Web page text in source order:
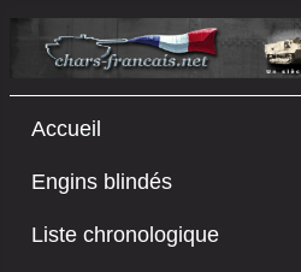
Accueil
Engins blindés
Liste chronologique